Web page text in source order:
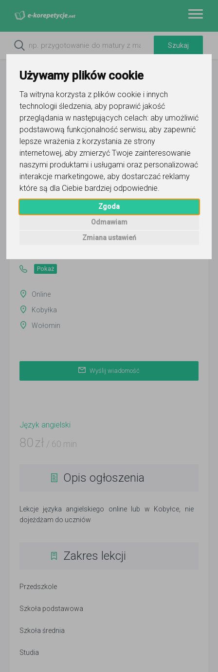
Używamy plików cookie
Ta witryna korzysta z plików cookie i innych
technologii śledzenia, aby poprawić jakość
przeglądania w następujących celach: aby umożliwić
podstawową funkcjonalność serwisu, aby zapewnić
lepsze wrażenia z korzystania ze strony
internetowej, aby zmierzyć Twoje zainteresowanie
naszymi produktami i usługami oraz personalizować
interakcje marketingowe, aby dostarczać reklamy
które są dla Ciebie bardziej odpowiednie.
Zgoda
Odmawiam
Zmiana ustawień
Do ulubionych
Oznacz wystąpienie kontaktu
Pokaż
Online
Kobyłka
Wołomin
Wyślij wiadomość
Język angielski
80 zł / 60 min
Opis ogłoszenia
Lekcje języka angielskiego online lub w Kobyłce, nie
dojeżdżam do uczniów
Zakres lekcji
Przedszkole
Szkoła podstawowa
Szkoła średnia
Studia